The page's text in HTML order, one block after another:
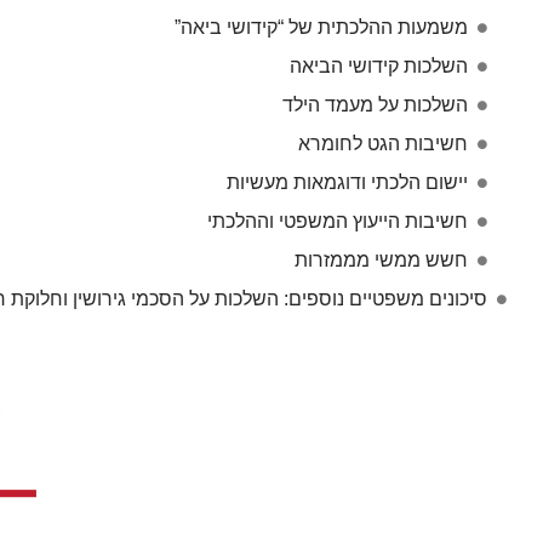
משמעות ההלכתית של “קידושי ביאה”
השלכות קידושי הביאה
השלכות על מעמד הילד
חשיבות הגט לחומרא
יישום הלכתי ודוגמאות מעשיות
חשיבות הייעוץ המשפטי וההלכתי
חשש ממשי מממזרות
סיכונים משפטיים נוספים: השלכות על הסכמי גירושין וחלוקת